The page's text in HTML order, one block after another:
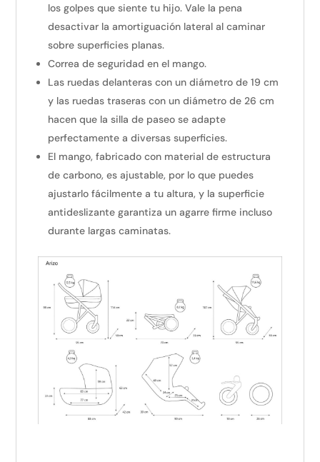
los golpes que siente tu hijo. Vale la pena
desactivar la amortiguación lateral al caminar
sobre superficies planas.
Correa de seguridad en el mango.
Las ruedas delanteras con un diámetro de 19 cm
y las ruedas traseras con un diámetro de 26 cm
hacen que la silla de paseo se adapte
perfectamente a diversas superficies.
El mango, fabricado con material de estructura
de carbono, es ajustable, por lo que puedes
ajustarlo fácilmente a tu altura, y la superficie
antideslizante garantiza un agarre firme incluso
durante largas caminatas.